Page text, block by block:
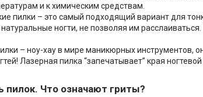
и к химическим средствам.
пилки – это самый подходящий вариант для
ногти, не позволяя им
– ноу-хау в мире маникюрных инструментов,
Лазерная пилка “запечатывает” края
пилок. Что означают гриты?